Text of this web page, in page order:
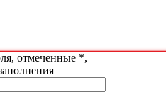
отмеченные *,